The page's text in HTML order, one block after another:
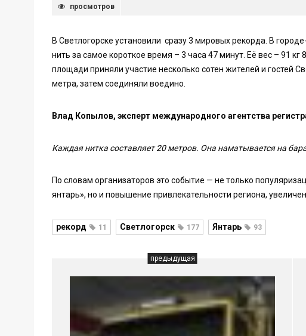
просмотров
В Светлогорске установили сразу 3 мировых рекорда. В
нить за самое короткое время – 3 часа 47 минут. Её вес – 91
площади приняли участие несколько сотен жителей и гостей
метра, затем соединяли воедино.
Влад Копылов, эксперт международного агентства
Каждая нитка составляет 20 метров. Она наматывается на
По словам организаторов это событие — не только
янтарь», но и повышение привлекательности региона,
рекорд 11 Светлогорск 177 Янтарь 93
предыдущая